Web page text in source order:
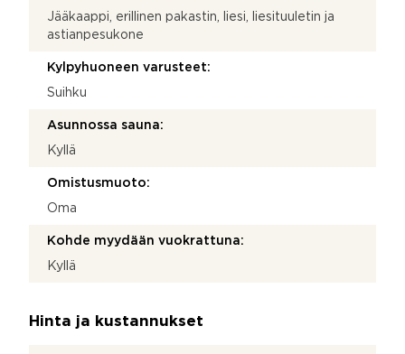
Jääkaappi, erillinen pakastin, liesi, liesituuletin ja
astianpesukone
Kylpyhuoneen varusteet:
Suihku
Asunnossa sauna:
Kyllä
Omistusmuoto:
Oma
Kohde myydään vuokrattuna:
Kyllä
Hinta ja kustannukset